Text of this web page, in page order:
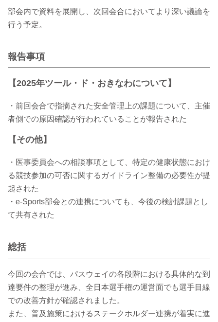
部会内で資料を展開し、次回会合においてより深い議論を
行う予定。
報告事項
【2025年ツール・ド・おきなわについて】
・前回会合で指摘された安全管理上の課題について、主催
者側での原因確認が行われていることが報告された
【その他】
・医事委員会への相談事項として、特定の健康状態におけ
る競技参加の可否に関するガイドライン整備の必要性が提
起された
・e-Sports部会との連携についても、今後の検討課題とし
て共有された
総括
今回の会合では、パスウェイの各段階における具体的な到
達要件の整理が進み、全日本選手権の運営面でも選手目線
での改善方針が確認されました。
また、普及施策におけるステークホルダー連携が着実に進